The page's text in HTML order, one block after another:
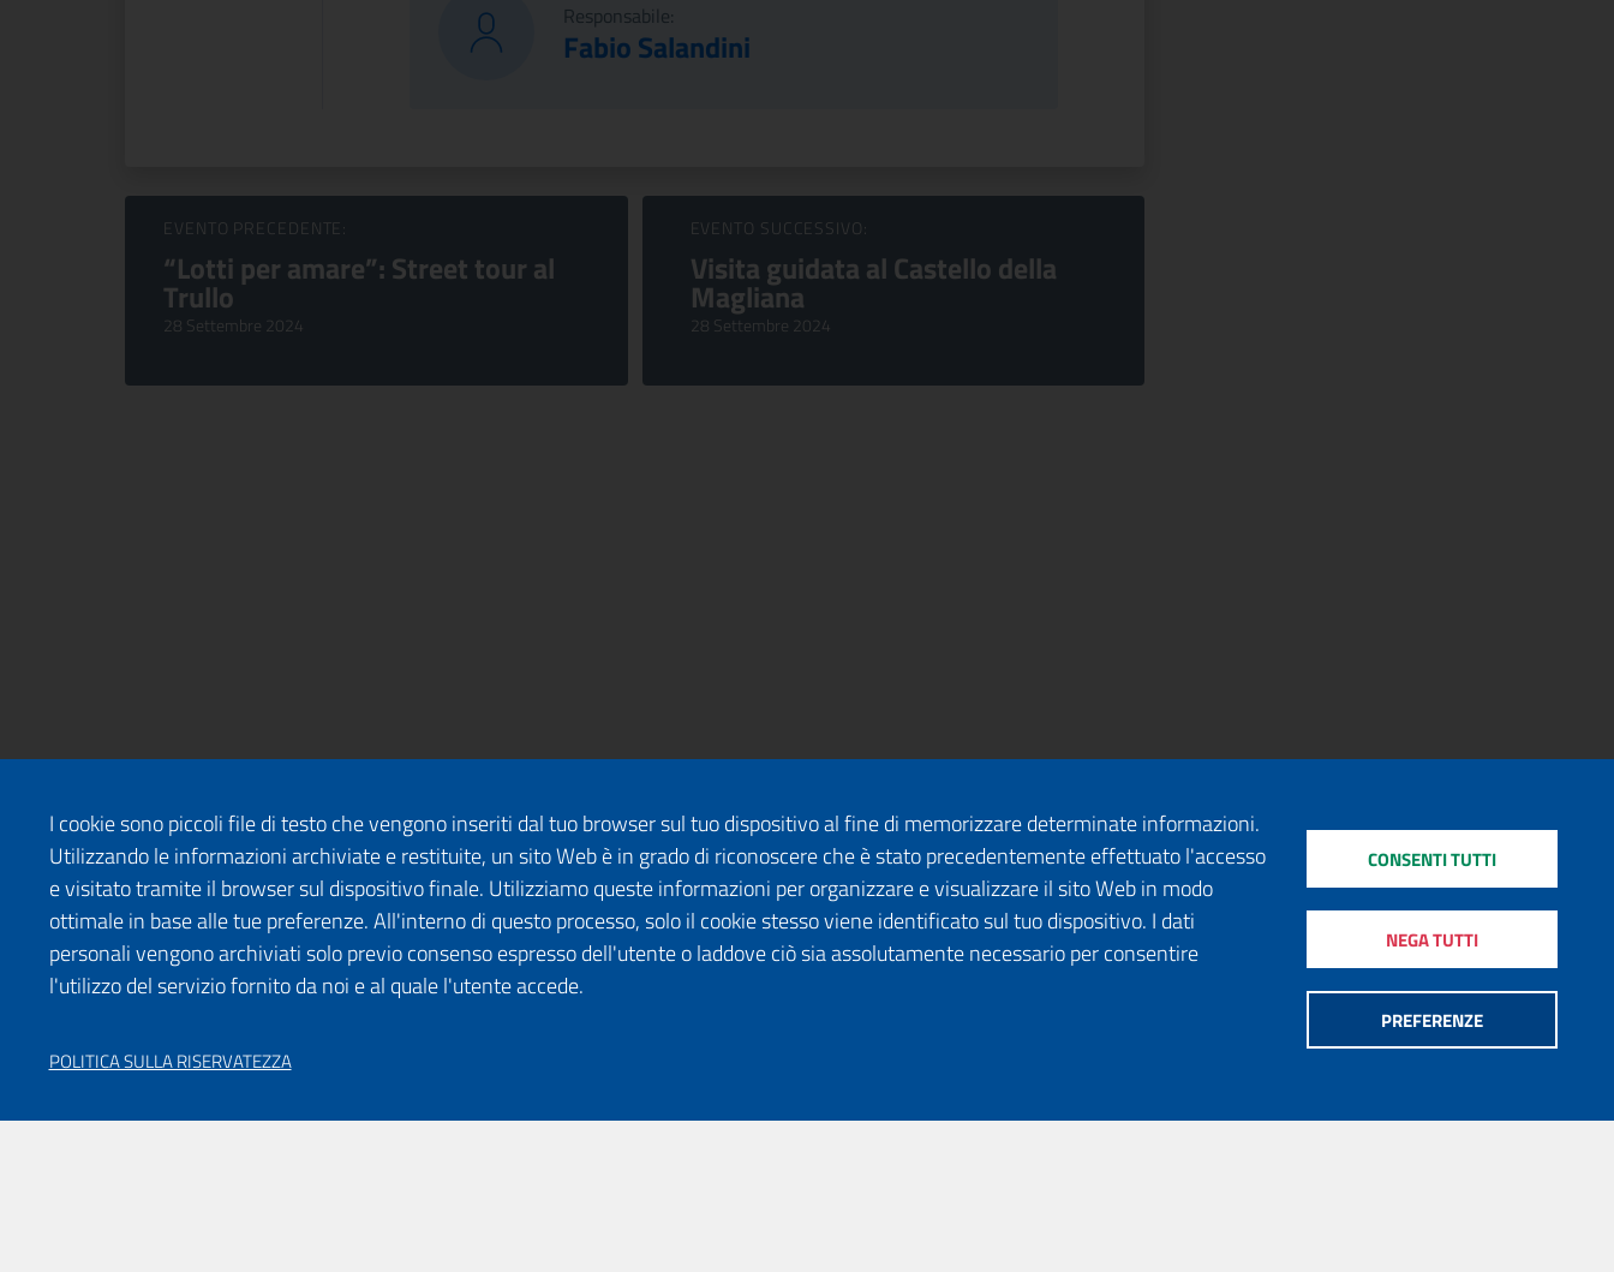
Responsabile:
Fabio Salandini
Sfoglia Eventi
EVENTO PRECEDENTE:
“Lotti per amare”: Street tour al
Trullo
28 Settembre 2024
EVENTO SUCCESSIVO:
Visita guidata al Castello della
Magliana
28 Settembre 2024
I cookie sono piccoli file di testo che vengono inseriti dal tuo browser sul tuo dispositivo al fine di memorizzare determinate informazioni.
Utilizzando le informazioni archiviate e restituite, un sito Web è in grado di riconoscere che è stato precedentemente effettuato l'accesso
e visitato tramite il browser sul dispositivo finale. Utilizziamo queste informazioni per organizzare e visualizzare il sito Web in modo
ottimale in base alle tue preferenze. All'interno di questo processo, solo il cookie stesso viene identificato sul tuo dispositivo. I dati
personali vengono archiviati solo previo consenso espresso dell'utente o laddove ciò sia assolutamente necessario per consentire
l'utilizzo del servizio fornito da noi e al quale l'utente accede.
POLITICA SULLA RISERVATEZZA
PREFERENZE
NEGA TUTTI
CONSENTI TUTTI